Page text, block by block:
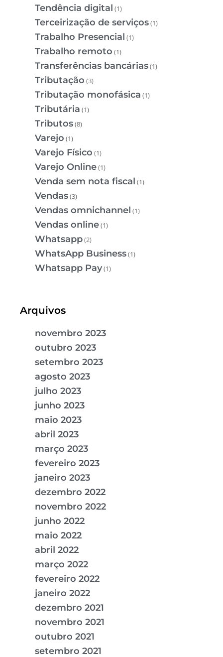
Tendência digital (1)
Terceirização de serviços(1)
Trabalho Presencial (1)
Trabalho remoto (1)
Transferências bancárias(1)
Tributação (3)
Tributação monofásica (1)
Tributária (1)
Tributos(8)
Varejo (1)
Varejo Físico (1)
Varejo Online(1)
Venda sem nota fiscal (1)
Vendas(3)
Vendas omnichannel (1)
Vendas online(1)
Whatsapp(2)
WhatsApp Business(1)
Whatsapp Pay(1)
Arquivos
novembro 2023
outubro 2023
setembro 2023
agosto 2023
julho 2023
junho 2023
maio 2023
abril 2023
março 2023
fevereiro 2023
janeiro 2023
dezembro 2022
novembro 2022
junho 2022
maio 2022
abril 2022
março 2022
fevereiro 2022
janeiro 2022
dezembro 2021
novembro 2021
outubro 2021
setembro 2021